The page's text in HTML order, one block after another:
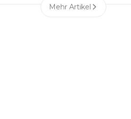
Mehr Artikel